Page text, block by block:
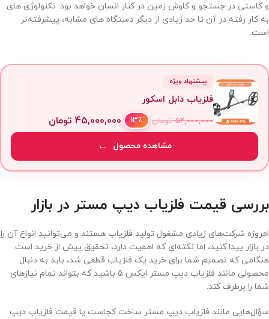
و کاستی در جستجو و کاوش زمین در کنار انسان خواهد بود. تکنولوژی‌ های
به‌ کار رفته در آن تا حد زیادی از دیگر دستگاه‌ های مشابه، پیشرفته‌تر
است.
پیشنهاد ویژه
فلزیاب دابل اسکور
52,000,000 تومان 13٪ 45,000,000 تومان
مشاهده محصول
بررسی قیمت فلزیاب دیپ مستر در بازار
امروزه شرکت‌های زیادی مشغول تولید فلزیاب هستند و می‌توانید انواع آن را
در بازار پیدا کنید، اما نکته‌ای که اهمیت دارد، تحقیق پیش از خرید است.
هنگامی که تصمیم شما برای خرید یک فلزیاب قطعی شد، باید به دنبال
محصولی مانند فلزیاب دیپ مستر ایکس 5 باشید که بتواند تمام نیازهای
شما را برطرف کند.
سؤال‌هایی مانند فلزیاب دیپ مستر ساخت کجاست یا قیمت فلزیاب دیپ